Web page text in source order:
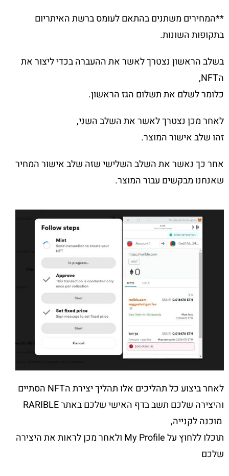
**המחירים משתנים בהתאם לעומס ברשת האיתריום
בתקופות השונות.
בשלב הראשון נצטרך לאשר את ההעברה בכדי ליצור את
הNFT,
כלומר לשלם את תשלום הגז הראשון.
לאחר מכן נצטרך לאשר את השלב השני,
זהו שלב אישור המוצר.
אחר כך נאשר את השלב השלישי שזה שלב אישור המחיר
שאנחנו מבקשים עבור המוצר.
לאחר ביצוע כל תהליכים אלו תהליך יצירת הNFT הסתיים
והיצירה שלכם תשב בדף האישי שלכם באתר RARIBLE
מוכנה לקנייה,
תוכלו ללחוץ על My Profile ולאחר מכן לראות את היצירה
שלכם